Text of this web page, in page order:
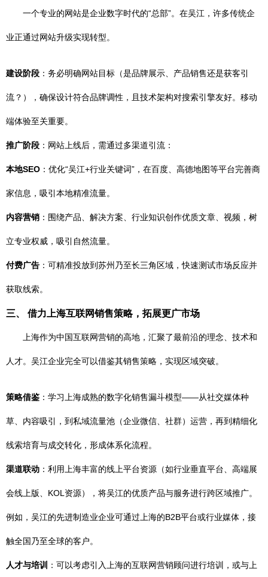
一个专业的网站是企业数字时代的“总部”。在吴江，许多传统企
业正通过网站升级实现转型。
建设阶段 ：务必明确网站目标（是品牌展示、产品销售还是获客引
流？），确保设计符合品牌调性，且技术架构对搜索引擎友好。移动
端体验至关重要。
推广阶段 ：网站上线后，需通过多渠道引流：
本地SEO ：优化“吴江+行业关键词”，在百度、高德地图等平台完善商
家信息，吸引本地精准流量。
内容营销 ：围绕产品、解决方案、行业知识创作优质文章、视频，树
立专业权威，吸引自然流量。
付费广告 ：可精准投放到苏州乃至长三角区域，快速测试市场反应并
获取线索。
三、 借力上海互联网销售策略，拓展更广市场
上海作为中国互联网营销的高地，汇聚了最前沿的理念、技术和
人才。吴江企业完全可以借鉴其销售策略，实现区域突破。
策略借鉴 ：学习上海成熟的数字化销售漏斗模型——从社交媒体种
草、内容吸引，到私域流量池（企业微信、社群）运营，再到精细化
线索培育与成交转化，形成体系化流程。
渠道联动 ：利用上海丰富的线上平台资源（如行业垂直平台、高端展
会线上版、KOL资源），将吴江的优质产品与服务进行跨区域推广。
例如，吴江的先进制造业企业可通过上海的B2B平台或行业媒体，接
触全国乃至全球的客户。
人才与培训 ：可以考虑引入上海的互联网营销顾问进行培训，或与上